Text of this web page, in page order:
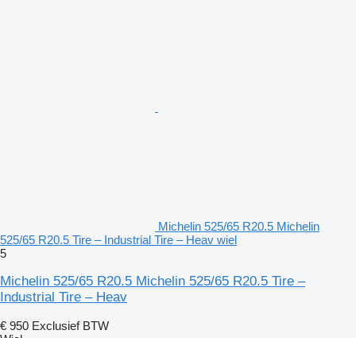
Michelin 525/65 R20.5 Michelin
525/65 R20.5 Tire – Industrial Tire – Heav wiel
5
Michelin 525/65 R20.5 Michelin 525/65 R20.5 Tire –
Industrial Tire – Heav
€ 950 Exclusief BTW